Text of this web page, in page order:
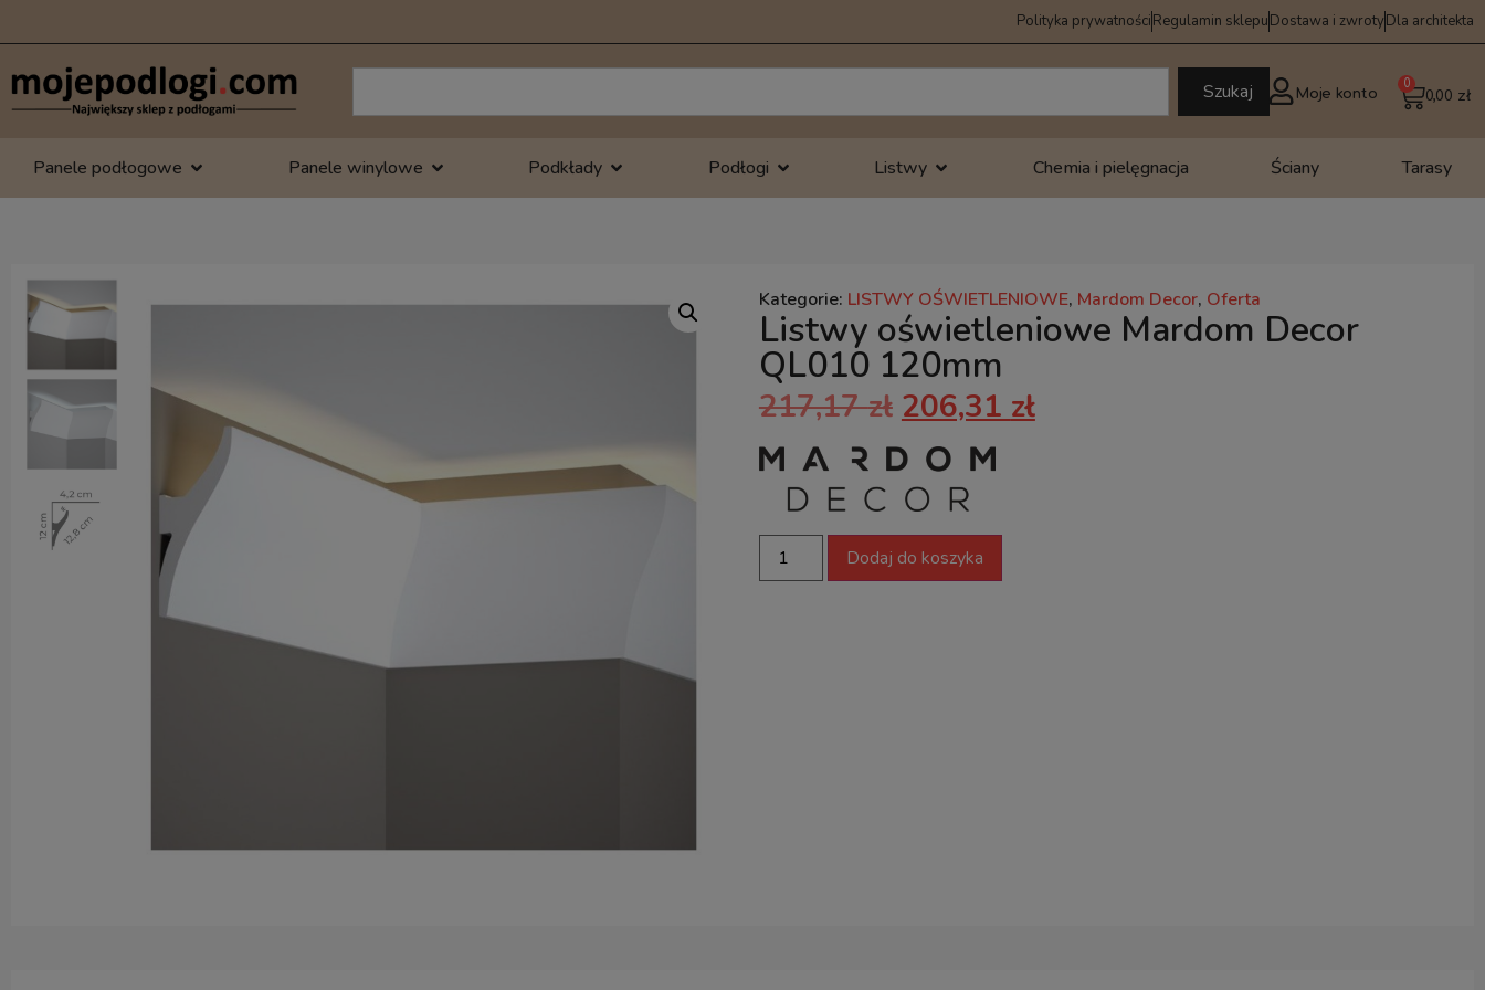
Polityka prywatnościRegulamin sklepuDostawa i zwrotyDla architekta
Szukaj Moje konto 0,00 zł
0
Panele podłogowe Panele winylowe Podkłady Podłogi Listwy Chemia i pielęgnacja Ściany Tarasy
Kategorie: LISTWY OŚWIETLENIOWE, Mardom Decor, Oferta
Listwy oświetleniowe Mardom Decor
QL010 120mm
217,17zł 206,31 zł
Dodaj do koszyka